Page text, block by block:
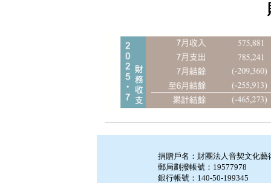
捐贈戶名：財團法人音契文化藝
郵局劃撥帳號：19577978
銀行帳號：140-50-199345